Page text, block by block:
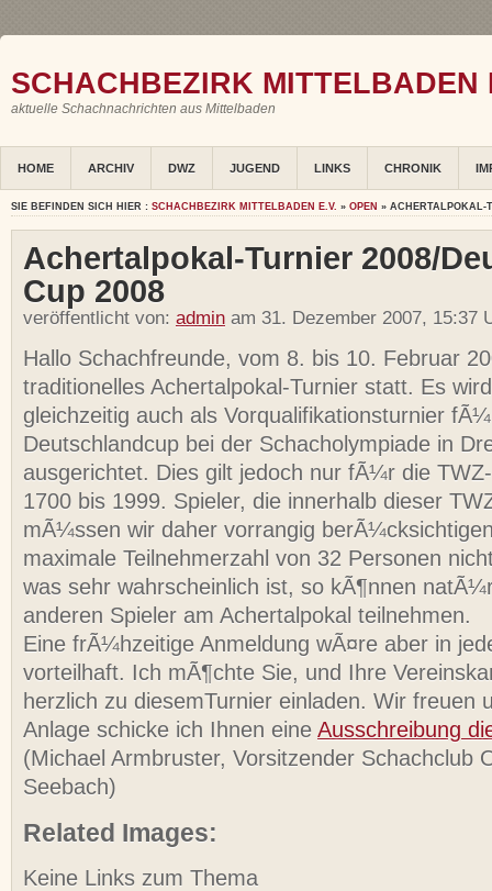
SCHACHBEZIRK MITTELBADEN
aktuelle Schachnachrichten aus Mittelbaden
HOME ARCHIV DWZ JUGEND LINKS CHRONIK
SIE BEFINDEN SICH HIER : SCHACHBEZIRK MITTELBADEN E.V. » OPEN » ACHERTALPOKAL-
Achertalpokal-Turnier 2008/
Cup 2008
veröffentlicht von: admin am 31. Dezember 2007, 15:37
Hallo Schachfreunde, vom 8. bis 10. Februar
traditionelles Achertalpokal-Turnier statt. Es
gleichzeitig auch als Vorqualifikationsturnier
Deutschlandcup bei der Schacholympiade in
ausgerichtet. Dies gilt jedoch nur fÃ¼r die
1700 bis 1999. Spieler, die innerhalb dieser
mÃ¼ssen wir daher vorrangig
maximale Teilnehmerzahl von 32 Personen
was sehr wahrscheinlich ist, so kÃ¶nnen
anderen Spieler am Achertalpokal teilnehmen.
Eine frÃ¼hzeitige Anmeldung wÃ¤re aber in
vorteilhaft. Ich mÃ¶chte Sie, und Ihre
herzlich zu diesemTurnier einladen. Wir freuen
Anlage schicke ich Ihnen eine Ausschreibung
(Michael Armbruster, Vorsitzender Schachclub
Seebach)
Related Images:
Keine Links zum Thema